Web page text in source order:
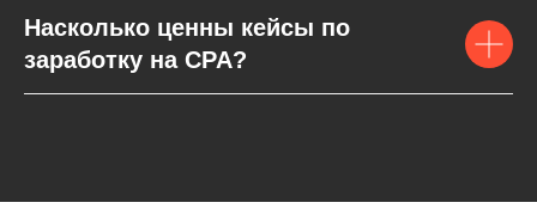
Насколько ценны кейсы по
заработку на CPA?